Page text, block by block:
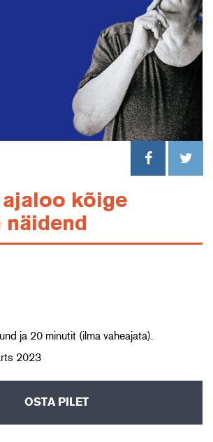
ajaloo kõige
ja 20 minutit (ilma vaheajata).
2023
OSTA PILET